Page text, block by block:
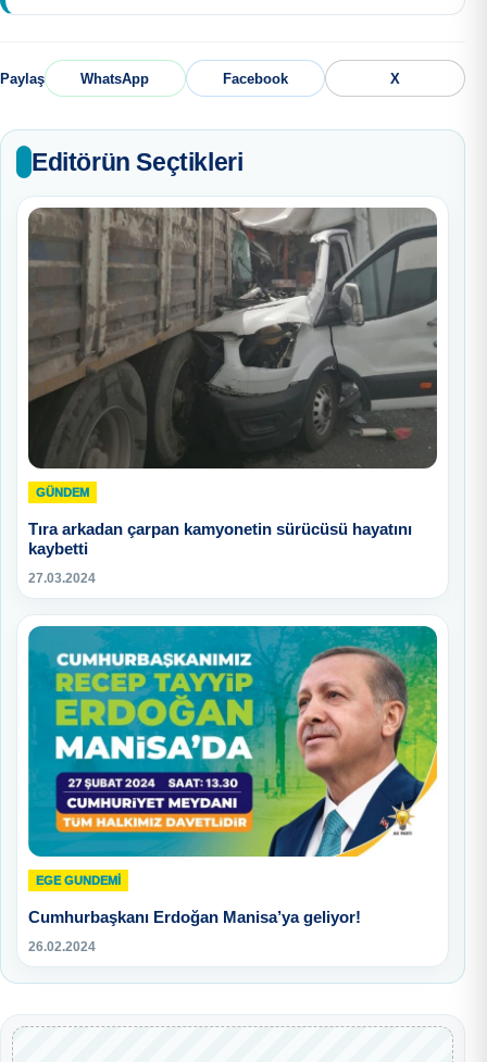
Paylaş WhatsApp Facebook X
Editörün Seçtikleri
GÜNDEM
Tıra arkadan çarpan kamyonetin sürücüsü hayatını
kaybetti
27.03.2024
EGE GUNDEMİ
Cumhurbaşkanı Erdoğan Manisa’ya geliyor!
26.02.2024